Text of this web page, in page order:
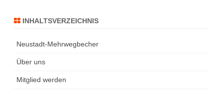
INHALTSVERZEICHNIS
Neustadt-Mehrwegbecher
Über uns
Mitglied werden